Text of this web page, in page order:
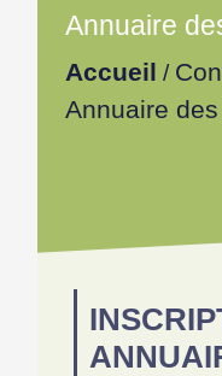
Annuaire
Accueil /
Annuaire